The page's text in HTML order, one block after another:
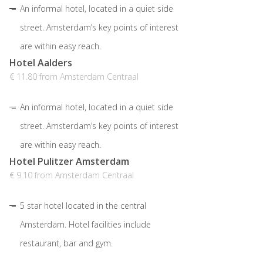
An informal hotel, located in a quiet side
street. Amsterdam’s key points of interest
are within easy reach.
Hotel Aalders
€ 11.80 from Amsterdam Centraal
An informal hotel, located in a quiet side
street. Amsterdam’s key points of interest
are within easy reach.
Hotel Pulitzer Amsterdam
€ 9.10 from Amsterdam Centraal
5 star hotel located in the central
Amsterdam. Hotel facilities include
restaurant, bar and gym.